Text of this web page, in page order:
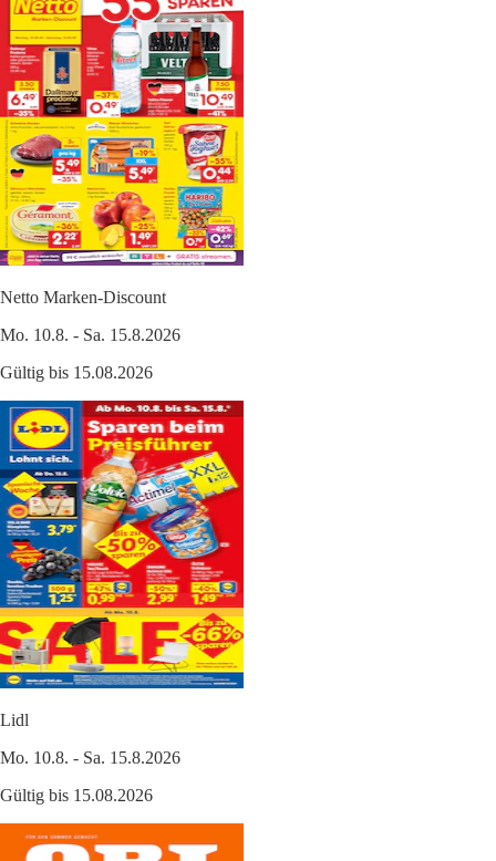
Netto Marken-Discount
Mo. 10.8. - Sa. 15.8.2026
Gültig bis 15.08.2026
Lidl
Mo. 10.8. - Sa. 15.8.2026
Gültig bis 15.08.2026